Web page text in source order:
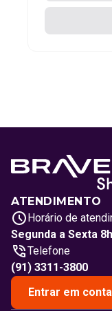
ATENDIMENTO
Horário de
Segunda a Sexta
Telefone
(91) 3311-3800
Entrar em